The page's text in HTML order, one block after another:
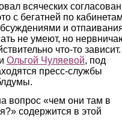
всяческих
с бегатней по
и
не умеют, но
что-то зависит.
Ольгой Чуляевой, под
пресс-службы
вопрос «чем они там в
содержится в этой